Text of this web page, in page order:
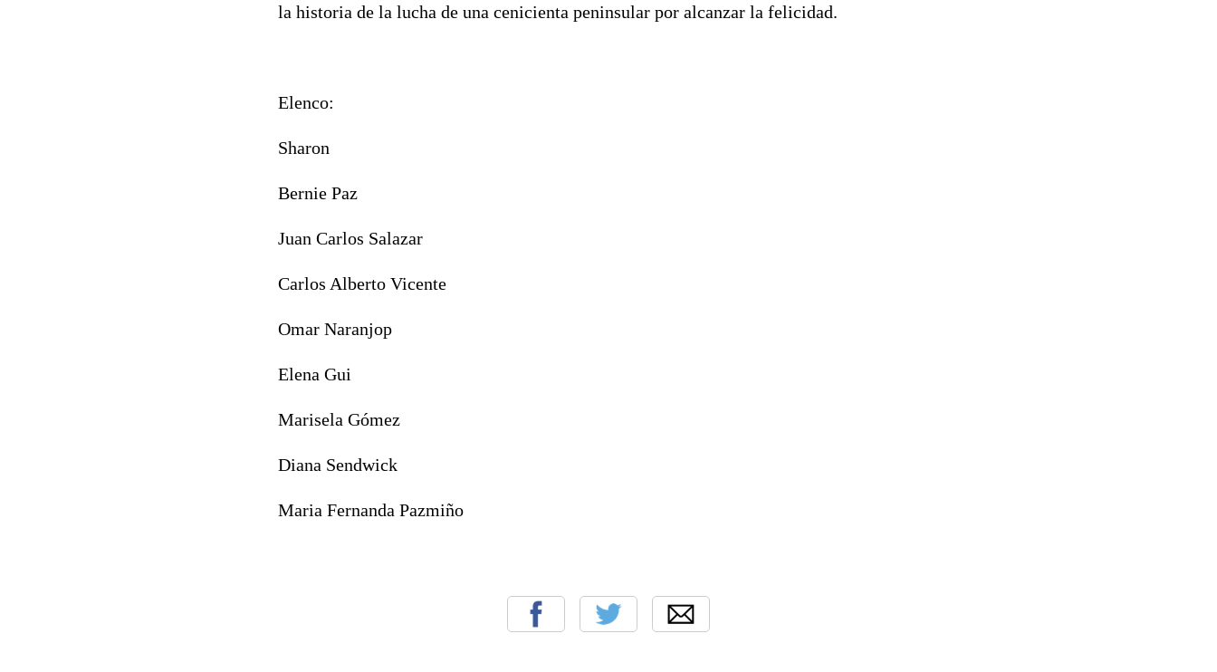
la historia de la lucha de una cenicienta peninsular por alcanzar la felicidad.
Elenco:
Sharon
Bernie Paz
Juan Carlos Salazar
Carlos Alberto Vicente
Omar Naranjop
Elena Gui
Marisela Gómez
Diana Sendwick
Maria Fernanda Pazmiño